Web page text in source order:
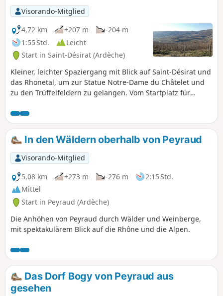
Visorando-Mitglied
4,72 km
+207 m
-204 m
1:55 Std.
Leicht
Start in Saint-Désirat (Ardèche)
Kleiner, leichter Spaziergang mit Blick auf Saint-Désirat und
das Rhonetal, um zur Statue Notre-Dame du Châtelet und
zu den Trüffelfeldern zu gelangen. Vom Startplatz für
einen herrlichen Blick auf die Rhône. Der Abstieg erfolgt
durch Weinberge und Obstgärten.
In den Wäldern oberhalb von Peyraud
Visorando-Mitglied
5,08 km
+273 m -276 m
2:15 Std.
Mittel
Start in Peyraud (Ardèche)
Die Anhöhen von Peyraud durch Wälder und Weinberge,
mit spektakulärem Blick auf die Rhône und die Alpen.
Das Dorf Bogy von Peyraud aus
gesehen